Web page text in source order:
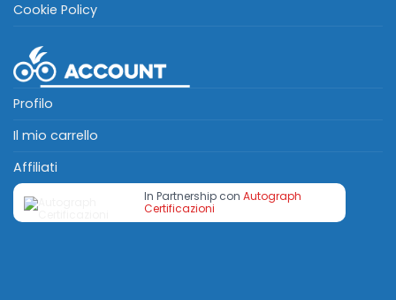
Cookie Policy
Profilo
Il mio carrello
Affiliati
In Partnership con Autograph
Certificazioni